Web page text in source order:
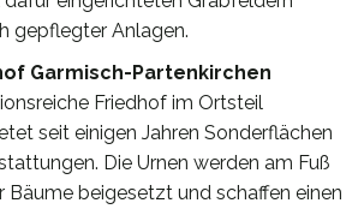
gepflegter Anlagen.
Garmisch-Partenkirchen
Friedhof im Ortsteil
seit einigen Jahren Sonderflächen
Die Urnen werden am Fuß
Bäume beigesetzt und schaffen einen